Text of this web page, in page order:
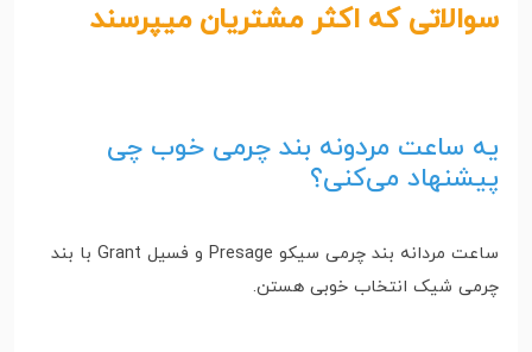
سوالاتی که اکثر مشتریان میپرسند
یه ساعت مردونه بند چرمی خوب چی
پیشنهاد می‌کنی؟
ساعت مردانه بند چرمی سیکو Presage و فسیل Grant با بند
چرمی شیک انتخاب خوبی هستن.